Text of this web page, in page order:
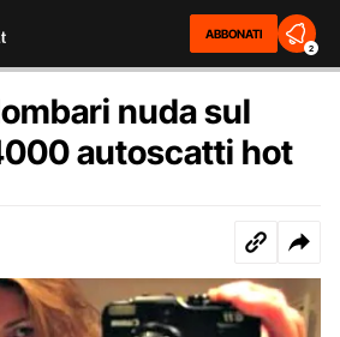
ABBONATI
2
nuda sul
autoscatti hot